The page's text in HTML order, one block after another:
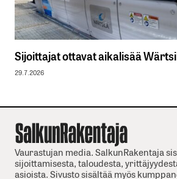
Sijoittajat ottavat aikalisää
29.7.2026
Vaurastujan media. SalkunRakentaja
sijoittamisesta, taloudesta,
asioista. Sivusto sisältää myös